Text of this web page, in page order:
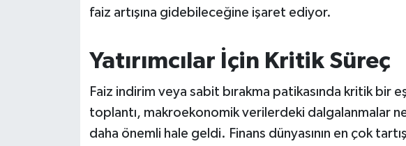
faiz artışına gidebileceğine işaret ediyor.
Yatırımcılar İçin Kritik Süreç
Faiz indirim veya sabit bırakma patikasında kritik bir
toplantı, makroekonomik verilerdeki dalgalanmalar
daha önemli hale geldi. Finans dünyasının en çok
SÜRMANŞET
TARİHTE BUGÜN